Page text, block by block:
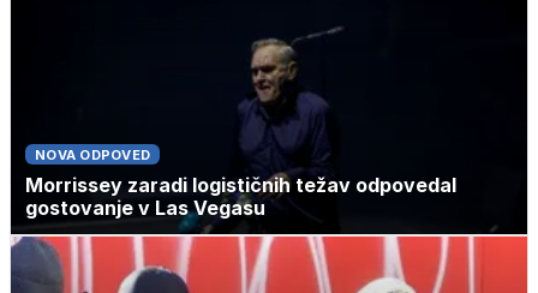
NOVA ODPOVED
Morrissey zaradi logističnih težav odpovedal
gostovanje v Las Vegasu